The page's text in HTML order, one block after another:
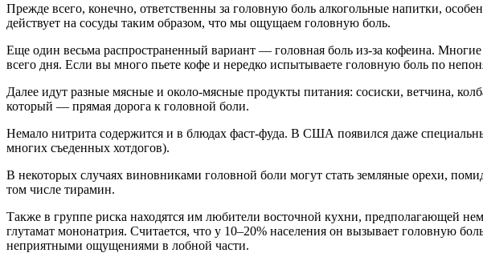
Прежде всего, конечно, ответственны за головную боль алкогольные напитки,
действует на сосуды таким образом, что мы ощущаем головную боль.
Еще один весьма распространенный вариант — головная боль из-за кофеина.
всего дня. Если вы много пьете кофе и нередко испытываете головную боль по
Далее идут разные мясные и около-мясные продукты питания: сосиски, ветчина,
который — прямая дорога к головной боли.
Немало нитрита содержится и в блюдах фаст-фуда. В США появился даже
многих съеденных хотдогов).
В некоторых случаях виновниками головной боли могут стать земляные орехи,
том числе тирамин.
Также в группе риска находятся им любители восточной кухни, предполагающей
глутамат мононатрия. Считается, что у 10–20% населения он вызывает головную
неприятными ощущениями в лобной части.